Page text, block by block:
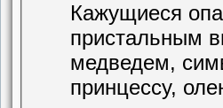
Кажущиеся
пристальным
медведем,
принцессу,